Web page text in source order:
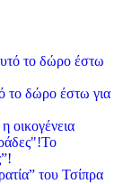
το δώρο έστω για
οικογένεια
Το
του Τσίπρα